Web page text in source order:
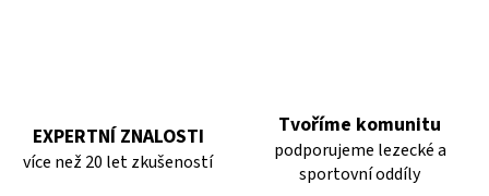
EXPERTNÍ ZNALOSTI
více než 20 let zkušeností
Tvoříme komunitu
podporujeme lezecké a
sportovní oddíly